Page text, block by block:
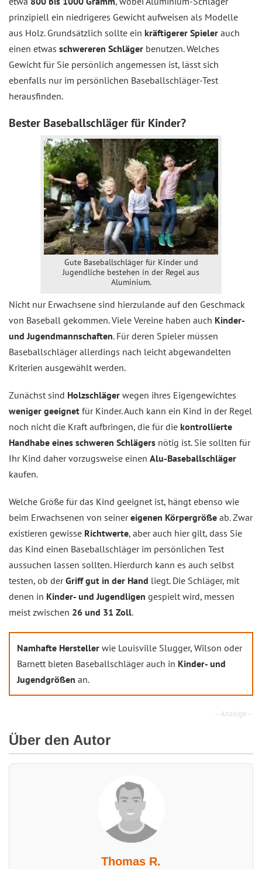
prinzipiell ein niedrigeres Gewicht aufweisen als Modelle
aus Holz. Grundsätzlich sollte ein kräftigerer Spieler auch
einen etwas schwereren Schläger benutzen. Welches
Gewicht für Sie persönlich angemessen ist, lässt sich
ebenfalls nur im persönlichen Baseballschläger-Test
herausfinden.
Bester Baseballschläger für Kinder?
Gute Baseballschläger für Kinder und
Jugendliche bestehen in der Regel aus
Aluminium.
Nicht nur Erwachsene sind hierzulande auf den Geschmack
von Baseball gekommen. Viele Vereine haben auch Kinder-
und Jugendmannschaften. Für deren Spieler müssen
Baseballschläger allerdings nach leicht abgewandelten
Kriterien ausgewählt werden.
Zunächst sind Holzschläger wegen ihres Eigengewichtes
weniger geeignet für Kinder. Auch kann ein Kind in der Regel
noch nicht die Kraft aufbringen, die für die kontrollierte
Handhabe eines schweren Schlägers nötig ist. Sie sollten für
Ihr Kind daher vorzugsweise einen Alu-Baseballschläger
kaufen.
Welche Größe für das Kind geeignet ist, hängt ebenso wie
beim Erwachsenen von seinereigenen Körpergröße ab. Zwar
existieren gewisse Richtwerte, aber auch hier gilt, dass Sie
das Kind einen Baseballschläger im persönlichen Test
aussuchen lassen sollten. Hierdurch kann es auch selbst
testen, ob derGriff gut in der Hand liegt. Die Schläger, mit
denen in Kinder- und Jugendligen gespielt wird, messen
meist zwischen 26 und 31 Zoll.
Namhafte Hersteller wie Louisville Slugger, Wilson oder
Barnett bieten Baseballschläger auch in Kinder- und
Jugendgrößen an.
– Anzeige –
Über den Autor
Thomas R.